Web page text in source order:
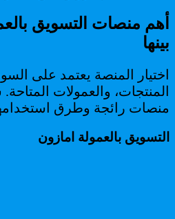
أهم منصات التسويق
بينها
اختيار المنصة يعتمد على
المنتجات، والعمولات
منصات رائجة وطرق
التسويق بالعمولة امازون